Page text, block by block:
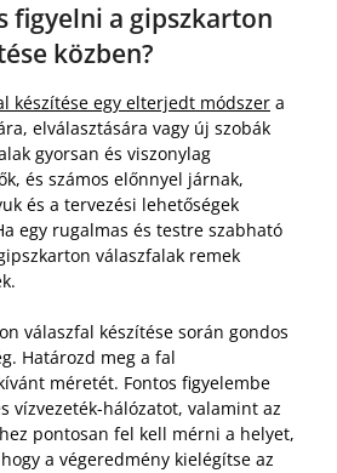
figyelni a gipszkarton
közben?
készítése egy elterjedt módszer a
elválasztására vagy új szobák
gyorsan és viszonylag
és számos előnnyel járnak,
és a tervezési lehetőségek
egy rugalmas és testre szabható
válaszfalak remek
válaszfal készítése során gondos
Határozd meg a fal
méretét. Fontos figyelembe
vízvezeték-hálózatot, valamint az
pontosan fel kell mérni a helyet,
a végeredmény kielégítse az